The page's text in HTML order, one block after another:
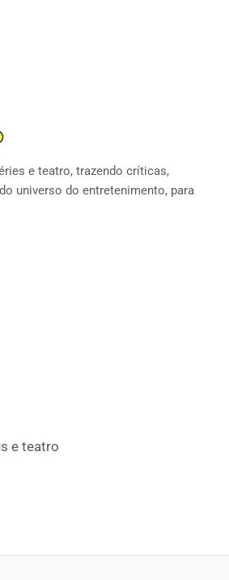
e teatro, trazendo críticas,
universo do entretenimento, para
e teatro